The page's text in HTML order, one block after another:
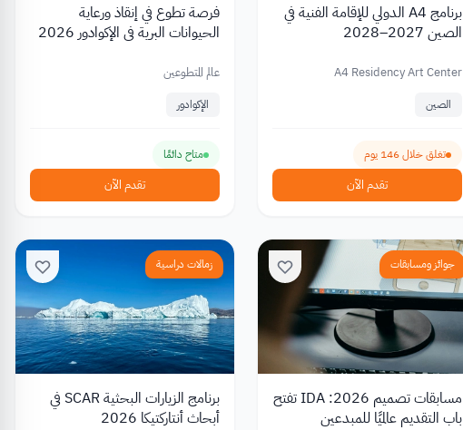
برنامج A4 الدولي للإقامة الفنية في
الصين 2027–2028
A4 Residency Art Center
الصين
تغلق خلال 146 يوم
تقدم الآن
فرصة تطوع في إنقاذ ورعاية
الحيوانات البرية في الإكوادور 2026
عالم المتطوعين
الإكوادور
متاح دائمًا
تقدم الآن
جوائز ومسابقات
مسابقات تصميم 2026: IDA تفتح
باب التقديم عالميًا للمبدعين
زمالات دراسية
برنامج الزيارات البحثية SCAR في
أبحاث أنتاركتيكا 2026